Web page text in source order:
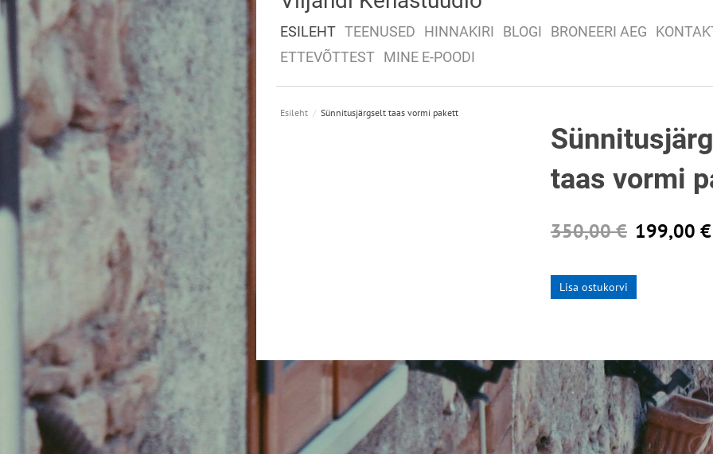
ESILEHT TEENUSED HINNAKIRI BLOGI BRONEERI AEG
ETTEVÕTTEST MINE E-POODI
Esileht / Sünnitusjärgselt taas vormi pakett
taas vormi
350,00 € 199,00 €
Lisa ostukorvi